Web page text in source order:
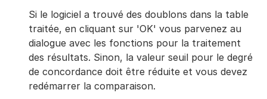
Si le logiciel a trouvé des doublons dans la table
traitée, en cliquant sur 'OK' vous parvenez au
dialogue avec les fonctions pour la traitement
des résultats. Sinon, la valeur seuil pour le degré
de concordance doit être réduite et vous devez
redémarrer la comparaison.